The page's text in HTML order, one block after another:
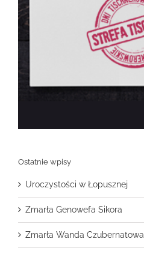
Ostatnie wpisy
Uroczystości w Łopusznej
Zmarła Genowefa Sikora
Zmarła Wanda Czubernatowa